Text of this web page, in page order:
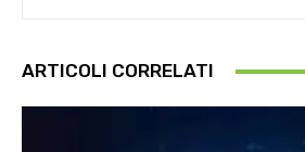
ARTICOLI CORRELATI